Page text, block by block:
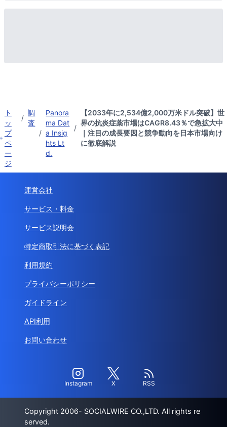
ト
ッ
プ
ペ
ー
ジ
/
調
査
/
Panora
ma Dat
a Insig
hts Lt
d.
/
【2033年に2,534億2,000万米ドル突破】世
界の抗炎症薬市場はCAGR8.43％で急拡大中
｜注目の成長要因と競争動向を日本市場向け
に徹底解説
運営会社
サービス・料金
サービス説明会
特定商取引法に基づく表記
利用規約
プライバシーポリシー
ガイドライン
API利用
お問い合わせ
Instagram X RSS
Copyright 2006- SOCIALWIRE CO.,LTD. All rights re
served.